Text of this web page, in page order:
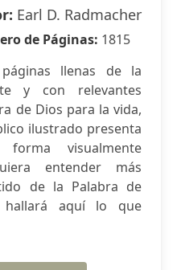
Earl D. Radmacher
de Páginas: 1815
llenas de la
y con relevantes
de Dios para la vida,
ilustrado presenta
visualmente
entender más
de la Palabra de
aquí lo que